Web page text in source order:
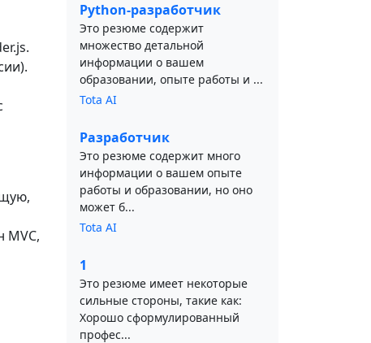
MVC,
Python-разработчик
Это резюме содержит
множество детальной
информации о вашем
образовании, опыте работы и ...
Tota AI
Разработчик
Это резюме содержит много
информации о вашем опыте
работы и образовании, но оно
может б...
Tota AI
1
Это резюме имеет некоторые
сильные стороны, такие как:
Хорошо сформулированный
профес...